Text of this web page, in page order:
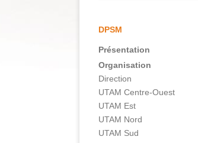
Navigation
principale
FR
DPSM
Présentation
Organisation
Direction
UTAM Centre-Ouest
UTAM Est
UTAM Nord
UTAM Sud